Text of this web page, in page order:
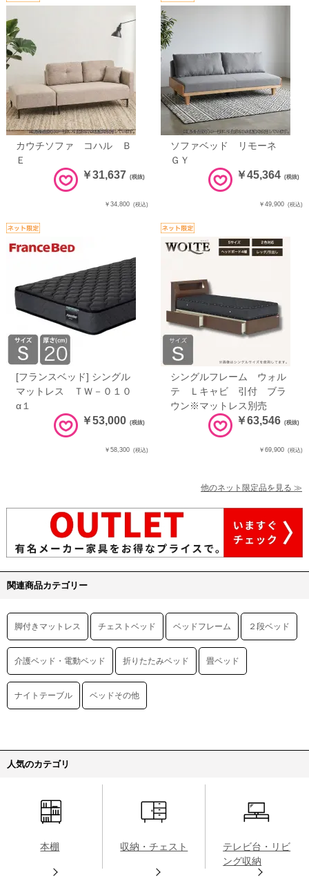
カウチソファ コハル Ｂ
Ｅ
￥31,637 (税抜)
￥34,800 (税込)
ソファベッド リモーネ
ＧＹ
￥45,364 (税抜)
￥49,900 (税込)
[フランスベッド] シングル
マットレス ＴＷ－０１０
α１
￥53,000 (税抜)
￥58,300 (税込)
シングルフレーム ウォル
テ Ｌキャビ 引付 ブラ
ウン※マットレス別売
￥63,546 (税抜)
￥69,900 (税込)
他のネット限定品を見る ≫
関連商品カテゴリー
脚付きマットレス チェストベッド ベッドフレーム ２段ベッド
介護ベッド・電動ベッド 折りたたみベッド 畳ベッド
ナイトテーブル ベッドその他
人気のカテゴリ
本棚 収納・チェスト
テレビ台・リビ
ング収納